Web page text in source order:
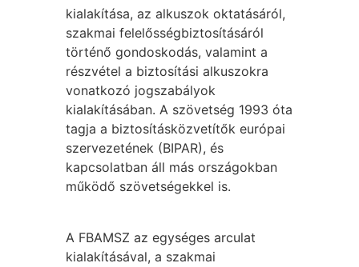
kialakítása, az alkuszok oktatásáról,
szakmai felelősségbiztosításáról
történő gondoskodás, valamint a
részvétel a biztosítási alkuszokra
vonatkozó jogszabályok
kialakításában. A szövetség 1993 óta
tagja a biztosításközvetítők európai
szervezetének (BIPAR), és
kapcsolatban áll más országokban
működő szövetségekkel is.
A FBAMSZ az egységes arculat
kialakításával, a szakmai